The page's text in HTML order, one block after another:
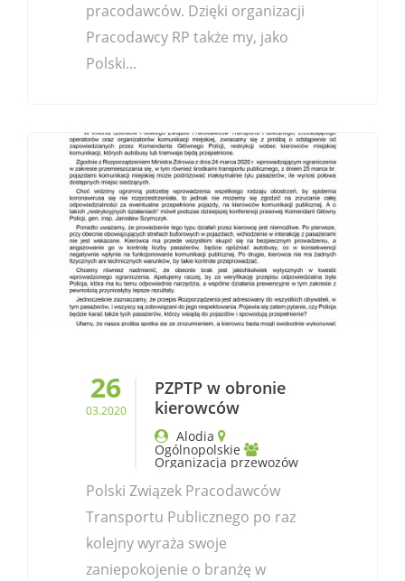
pracodawców. Dzięki organizacji
Pracodawcy RP także my, jako
Polski...
26
03.2020
PZPTP w obronie
kierowców
Alodia
Ogólnopolskie
Organizacja przewozów
Polski Związek Pracodawców
Transportu Publicznego po raz
kolejny wyraża swoje
zaniepokojenie o branżę w